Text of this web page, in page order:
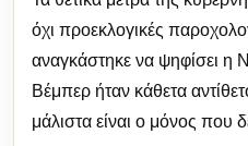
όχι προεκλογικές
αναγκάστηκε να ψηφίσει η
Βέμπερ ήταν κάθετα
μάλιστα είναι ο μόνος που